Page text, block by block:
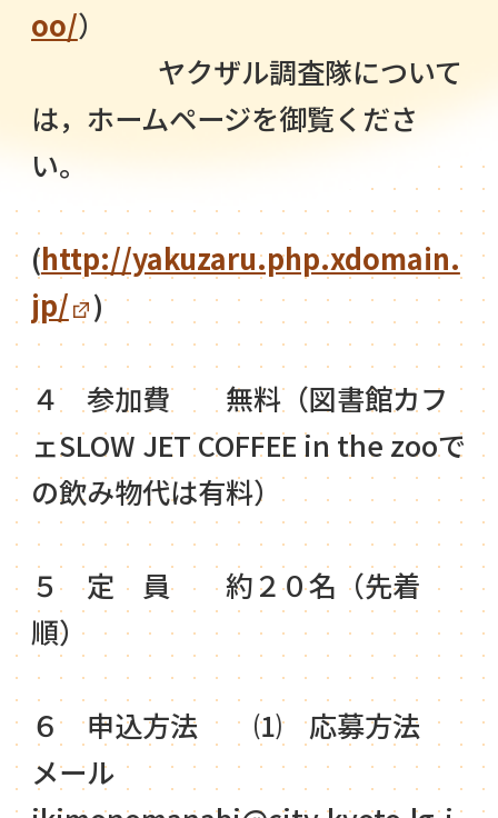
oo/）
ヤクザル調査隊について
は，ホームページを御覧くださ
い。
(http://yakuzaru.php.xdomain.
jp/
)
４ 参加費 無料（図書館カフ
ェSLOW JET COFFEE in the zooで
の飲み物代は有料）
５ 定 員 約２０名（先着
順）
６ 申込方法 ⑴ 応募方法
メール